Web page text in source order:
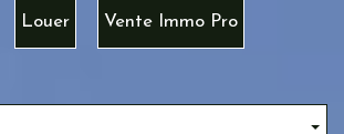
Louer Vente Immo Pro